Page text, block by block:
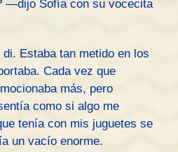
—dijo Sofía con su vocecita
Estaba tan metido en los
Cada vez que
más, pero
como si algo me
tenía con mis juguetes se
un vacío enorme.